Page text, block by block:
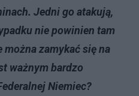
Jedni go atakują,
nie powinien tam
zamykać się na
ważnym bardzo
Niemiec?